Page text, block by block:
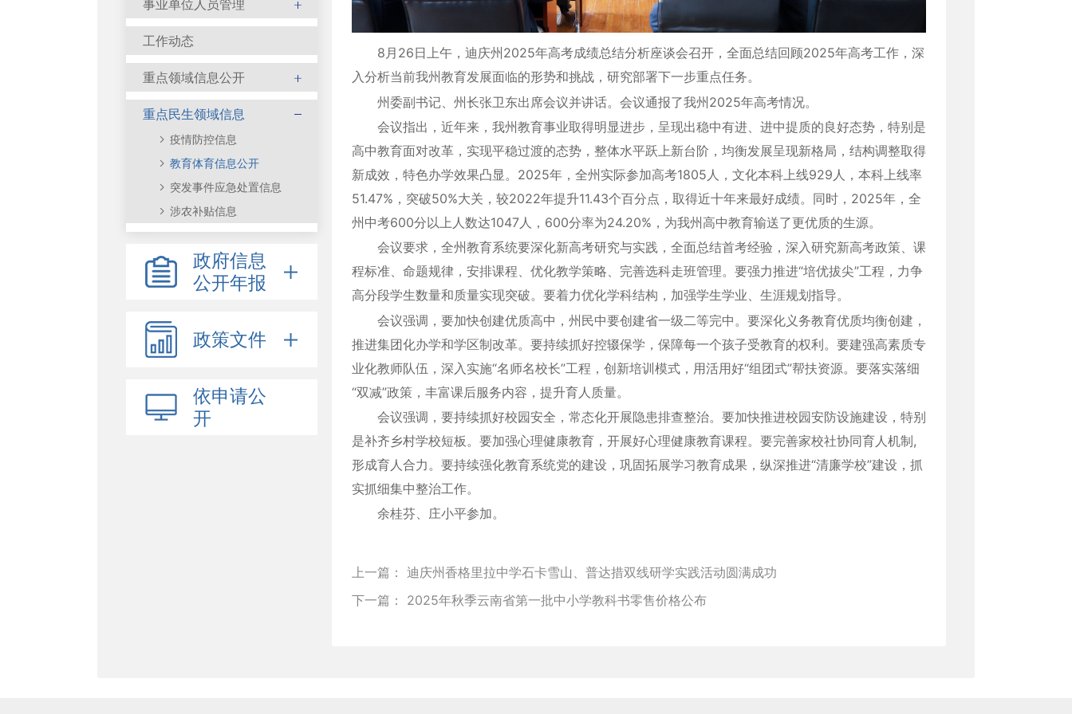
事业单位人员管理
工作动态
重点领域信息公开
重点民生领域信息
疫情防控信息
教育体育信息公开
突发事件应急处置信息
涉农补贴信息
政府信息
公开年报
政策文件
依申请公
开
8月26日上午，迪庆州2025年高考成绩总结分析座谈会召开，全面总结回顾2025年高考工作，深
入分析当前我州教育发展面临的形势和挑战，研究部署下一步重点任务。
州委副书记、州长张卫东出席会议并讲话。会议通报了我州2025年高考情况。
会议指出，近年来，我州教育事业取得明显进步，呈现出稳中有进、进中提质的良好态势，特别是
高中教育面对改革，实现平稳过渡的态势，整体水平跃上新台阶，均衡发展呈现新格局，结构调整取得
新成效，特色办学效果凸显。2025年，全州实际参加高考1805人，文化本科上线929人，本科上线率
51.47%，突破50%大关，较2022年提升11.43个百分点，取得近十年来最好成绩。同时，2025年，全
州中考600分以上人数达1047人，600分率为24.20%，为我州高中教育输送了更优质的生源。
会议要求，全州教育系统要深化新高考研究与实践，全面总结首考经验，深入研究新高考政策、课
程标准、命题规律，安排课程、优化教学策略、完善选科走班管理。要强力推进“培优拔尖”工程，力争
高分段学生数量和质量实现突破。要着力优化学科结构，加强学生学业、生涯规划指导。
会议强调，要加快创建优质高中，州民中要创建省一级二等完中。要深化义务教育优质均衡创建，
推进集团化办学和学区制改革。要持续抓好控辍保学，保障每一个孩子受教育的权利。要建强高素质专
业化教师队伍，深入实施“名师名校长”工程，创新培训模式，用活用好“组团式”帮扶资源。要落实落细
“双减”政策，丰富课后服务内容，提升育人质量。
会议强调，要持续抓好校园安全，常态化开展隐患排查整治。要加快推进校园安防设施建设，特别
是补齐乡村学校短板。要加强心理健康教育，开展好心理健康教育课程。要完善家校社协同育人机制,
形成育人合力。要持续强化教育系统党的建设，巩固拓展学习教育成果，纵深推进“清廉学校”建设，抓
实抓细集中整治工作。
余桂芬、庄小平参加。
上一篇： 迪庆州香格里拉中学石卡雪山、普达措双线研学实践活动圆满成功
下一篇： 2025年秋季云南省第一批中小学教科书零售价格公布